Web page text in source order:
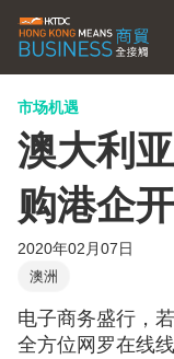
市场机遇
澳大利
购港企
2020年02月07日
澳洲
电子商务盛行，
全方位网罗在线